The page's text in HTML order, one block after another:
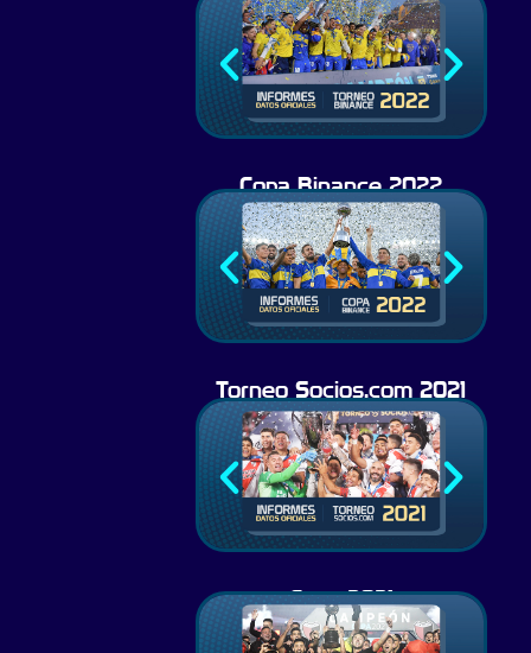
Copa Binance 2022
Torneo Socios.com 2021
Copa 2021